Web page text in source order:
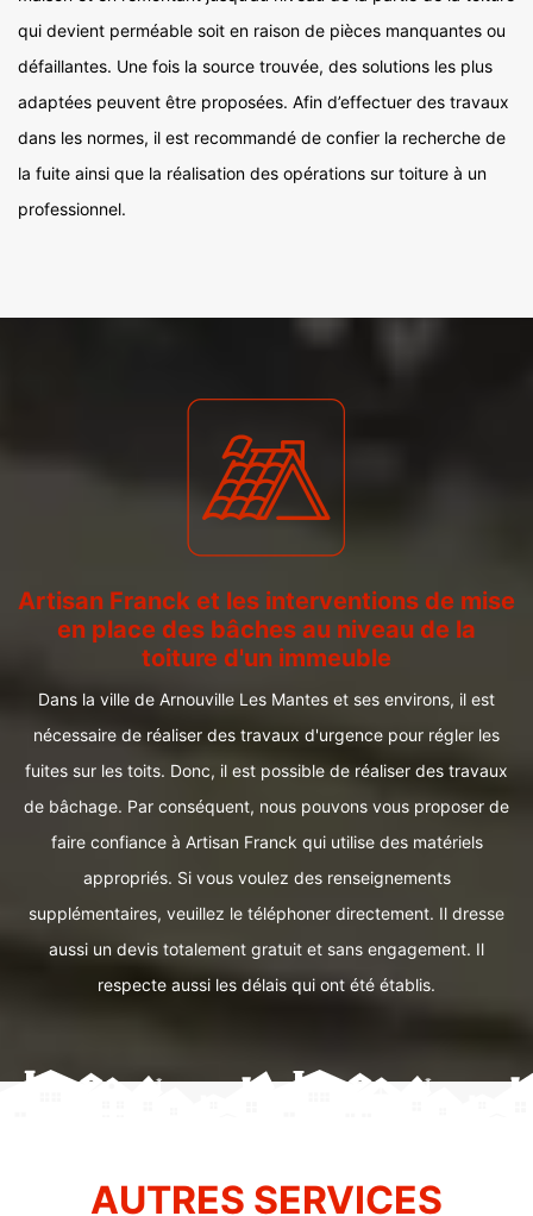
qui devient perméable soit en raison de pièces manquantes ou
défaillantes. Une fois la source trouvée, des solutions les plus
adaptées peuvent être proposées. Afin d’effectuer des travaux
dans les normes, il est recommandé de confier la recherche de
la fuite ainsi que la réalisation des opérations sur toiture à un
professionnel.
Artisan Franck et les interventions de mise
en place des bâches au niveau de la
toiture d'un immeuble
Dans la ville de Arnouville Les Mantes et ses environs, il est
nécessaire de réaliser des travaux d'urgence pour régler les
fuites sur les toits. Donc, il est possible de réaliser des travaux
de bâchage. Par conséquent, nous pouvons vous proposer de
faire confiance à Artisan Franck qui utilise des matériels
appropriés. Si vous voulez des renseignements
supplémentaires, veuillez le téléphoner directement. Il dresse
aussi un devis totalement gratuit et sans engagement. Il
respecte aussi les délais qui ont été établis.
AUTRES SERVICES